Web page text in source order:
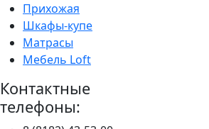
Прихожая
Шкафы-купе
Матрасы
Мебель Loft
Контактные
телефоны: